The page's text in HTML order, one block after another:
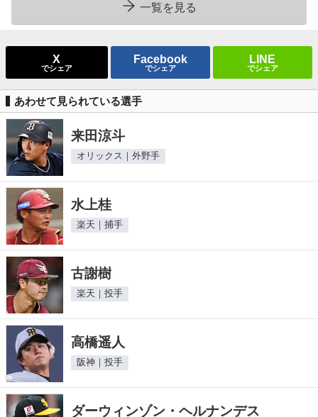
一覧を見る
X
でシェア
Facebook
でシェア
LINE
でシェア
あわせて見られている選手
来田涼斗
オリックス｜外野手
水上桂
楽天｜捕手
古謝樹
楽天｜投手
高橋遥人
阪神｜投手
ダーウィンゾン・ヘルナンデス